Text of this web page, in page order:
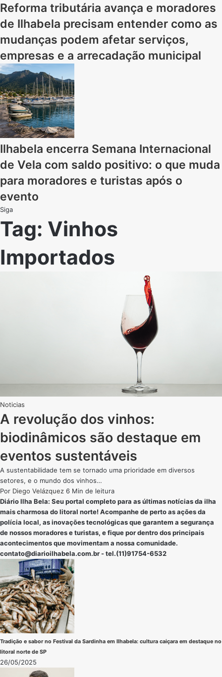
Reforma tributária avança e moradores
de Ilhabela precisam entender como as
mudanças podem afetar serviços,
empresas e a arrecadação municipal
Ilhabela encerra Semana Internacional
de Vela com saldo positivo: o que muda
para moradores e turistas após o
evento
Siga
Tag: Vinhos
Importados
Noticias
A revolução dos vinhos:
biodinâmicos são destaque em
eventos sustentáveis
A sustentabilidade tem se tornado uma prioridade em diversos
setores, e o mundo dos vinhos…
Por Diego Velázquez 6 Min de leitura
Diário Ilha Bela: Seu portal completo para as últimas notícias da ilha
mais charmosa do litoral norte! Acompanhe de perto as ações da
polícia local, as inovações tecnológicas que garantem a segurança
de nossos moradores e turistas, e fique por dentro dos principais
acontecimentos que movimentam a nossa comunidade.
contato@diarioilhabela.com.br - tel.(11)91754-6532
Tradição e sabor no Festival da Sardinha em Ilhabela: cultura caiçara em destaque no
litoral norte de SP
26/05/2025